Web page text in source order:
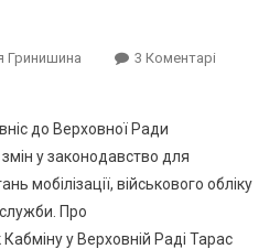
Гринишина 3 КоментаріДо
до Верховної Ради
у законодавство для
мобілізації, військового обліку
Про
у Верховній Раді Тарас